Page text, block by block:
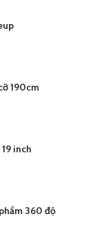
190cm
inch
360 độ